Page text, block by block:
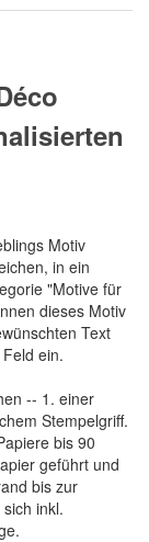
Motiv
in ein
"Motive für
dieses Motiv
Text
ein.
-- 1. einer
Stempelgriff.
bis 90
geführt und
bis zur
inkl.